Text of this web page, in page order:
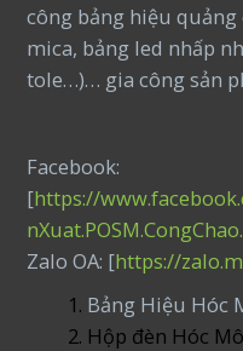
công bảng hiệu quảng
mica, bảng led nhấp
tole…)… gia công sản
Facebook:
[https://
Zalo OA: [https://
Bảng Hiệu Hóc
Hộp đèn Hóc